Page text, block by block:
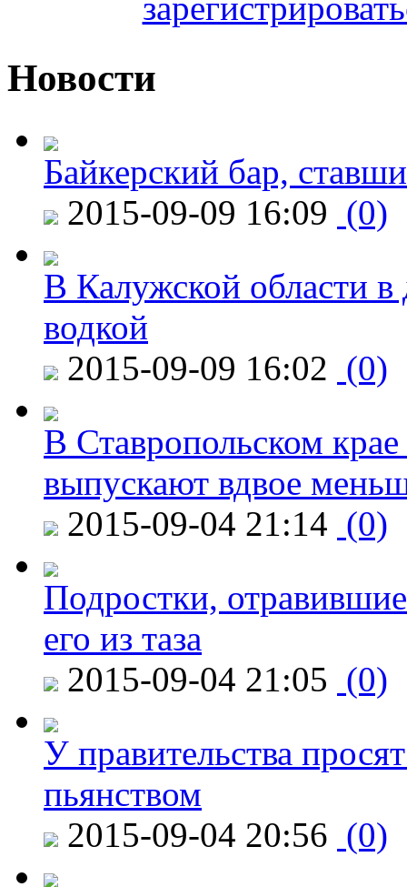
Новости
Байкерский бар,
2015-09-09 16:09 (0)
В Калужской области в
водкой
2015-09-09 16:02 (0)
В Ставропольском
выпускают вдвое
2015-09-04 21:14 (0)
Подростки,
его из таза
2015-09-04 21:05 (0)
У правительства
пьянством
2015-09-04 20:56 (0)